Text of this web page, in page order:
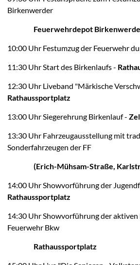
Birkenwerder
Feuerwehrdepot
10:00 Uhr Festumzug der Feuerwehr
11:30 Uhr Start des Birkenlaufs -
12:30 Uhr Liveband "Märkische
Rathaussportplatz
13:00 Uhr Siegerehrung Birkenlauf -
13:30 Uhr Fahrzeugausstellung mit
Sonderfahrzeugen der FF
(Erich-Mühsam-Straße,
14:00 Uhr Showvorführung der
Rathaussportplatz
14:30 Uhr Showvorführung der
Feuerwehr Bkw
Rathaussportplatz